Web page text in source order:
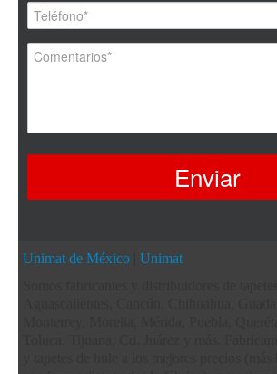
Unimat de México
Unimat